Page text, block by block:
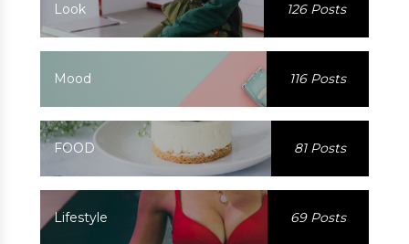
Look 126 Posts
Mood 116 Posts
FOOD 81 Posts
Lifestyle 69 Posts